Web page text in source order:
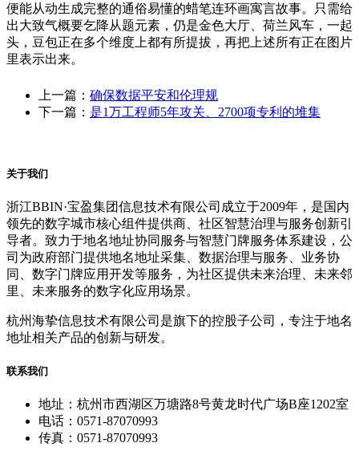
便能从动生成完整的通俗易懂的蜡笔连环画寓言故事。只需给
出大致气概要乞降从题元素，仍是金色大厅、荷兰风车，一起
头，豆包正在多个维度上都有所提拔，再把上述所有正在图片
里表示出来。
上一篇： 确保数据平安和伦理规
下一篇： 是1万工程师5年攻关、2700项专利的堆集
关于我们
浙江BBIN·宝盈集团信息技术有限公司成立于2009年，是国内
领先的数字城市核心组件提供商、社区智慧治理与服务创新引
导者。致力于地名地址协同服务与智慧门牌服务体系建设，公
司为政府部门提供地名地址采集、数据治理与服务、业务协
同、数字门牌应用开发等服务，为社区提供未来治理、未来邻
里、未来服务的数字化应用场景。
杭州海挚信息技术有限公司是旗下的控股子公司，专注于地名
地址相关产品的创新与研发。
联系我们
地址：杭州市西湖区万塘路8号黄龙时代广场B座1202室
电话：0571-87070993
传真：0571-87070993